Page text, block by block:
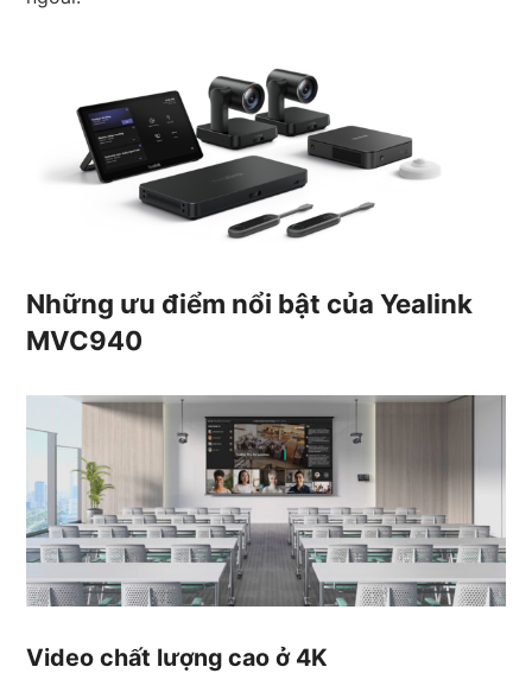
Những ưu điểm nổi bật của Yealink
MVC940
Video chất lượng cao ở 4K